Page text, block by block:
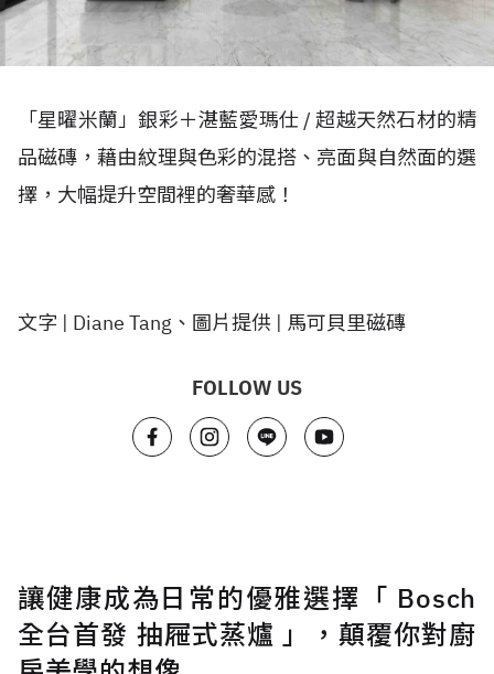
「星曜米蘭」銀彩＋湛藍愛瑪仕 / 超越天然石材的精
品磁磚，藉由紋理與色彩的混搭、亮面與自然面的選
擇，大幅提升空間裡的奢華感！
文字 | Diane Tang、圖片提供 | 馬可貝里磁磚
FOLLOW US
讓健康成為日常的優雅選擇「 Bosch
全台首發 抽屜式蒸爐 」，顛覆你對廚